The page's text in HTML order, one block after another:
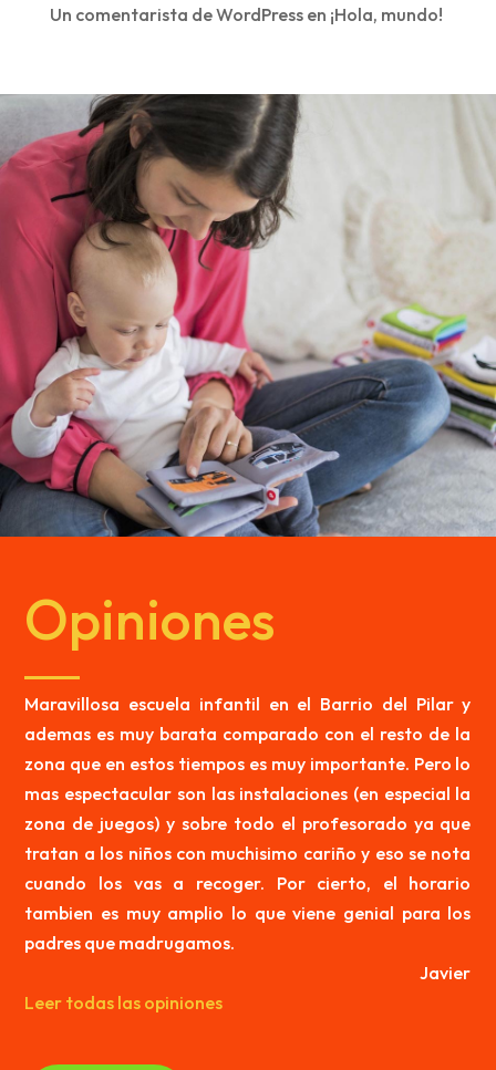
Un comentarista de WordPressen ¡Hola, mundo!
Opiniones
Maravillosa escuela infantil en el Barrio del Pilar y
ademas es muy barata comparado con el resto de la
zona que en estos tiempos es muy importante. Pero lo
mas espectacular son las instalaciones (en especial la
zona de juegos) y sobre todo el profesorado ya que
tratan a los niños con muchisimo cariño y eso se nota
cuando los vas a recoger. Por cierto, el horario
tambien es muy amplio lo que viene genial para los
padres que madrugamos.
Javier
Leer todas las opiniones